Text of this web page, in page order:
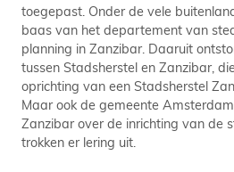
toegepast. Onder de vele
baas van het departement van
planning in Zanzibar. Daaruit
tussen Stadsherstel en Zanzibar,
oprichting van een Stadsherstel
Maar ook de gemeente
Zanzibar over de inrichting van de
trokken er lering uit.